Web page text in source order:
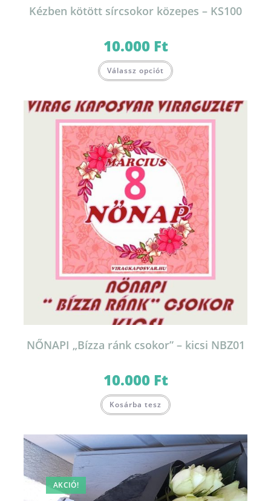
Kézben kötött sírcsokor közepes – KS100
10.000 Ft
Válassz opciót
NŐNAPI „Bízza ránk csokor” – kicsi NBZ01
10.000 Ft
Kosárba tesz
AKCIÓ!